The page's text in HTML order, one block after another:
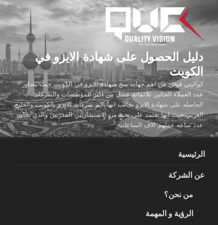
المحتوى
دليل الحصول على شهادة الايزو في
الكويت
كواليتي فيجن من اهم جهات منح شهادة الايزو في الكويت حيث يتجاوز
عدد العملاء الحالين ثلاثمائة عميل من اكبر المؤسسات والشركات
الحاصله على شهادة الايزو بجانب انها اكبر شركات الايزو بالكويت والخليج
العربي حيث انها تعتمد على نخبة من الاستشاريين المدربين والذي تجاوز
عدد ساعه عملهم الاف الساعات
الرئيسية
عن الشركة
من نحن؟
الرؤية و المهمة